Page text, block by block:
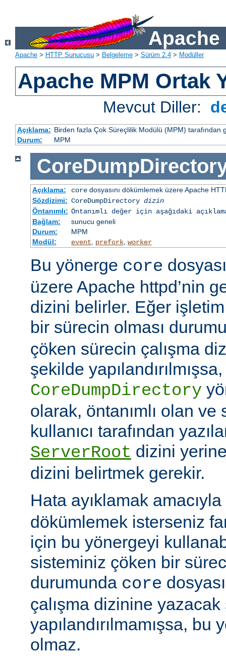
Apache
Apache > HTTP Sunucusu > Belgeleme > Sürüm 2.4 > Modüller
Apache MPM Ortak
Mevcut Diller:
Açıklama: Birden fazla Çok Süreçlilik Modülü (MPM)
Durum:
MPM
Açıklama: coredosyasını dökümlemek üzere Apache
Sözdizimi: CoreDumpDirectory dizin
Öntanımlı: Öntanımlı değer için aşağıdaki
Bağlam:
sunucu geneli
Durum:
MPM
Modül:
event prefork, worker
Bu yönerge core
üzere Apache httpd’nin
dizini belirler. Eğer
bir sürecin olması
çöken sürecin çalışma
şekilde yapılandırılmışsa,
CoreDumpDirectory
olarak, öntanımlı olan ve
kullanıcı tarafından
ServerRoot dizini
dizini belirtmek gerekir.
Hata ayıklamak
dökümlemek isterseniz
için bu yönergeyi
sisteminiz çöken bir
durumunda core
çalışma dizinine
yapılandırılmamışsa,
olmaz.